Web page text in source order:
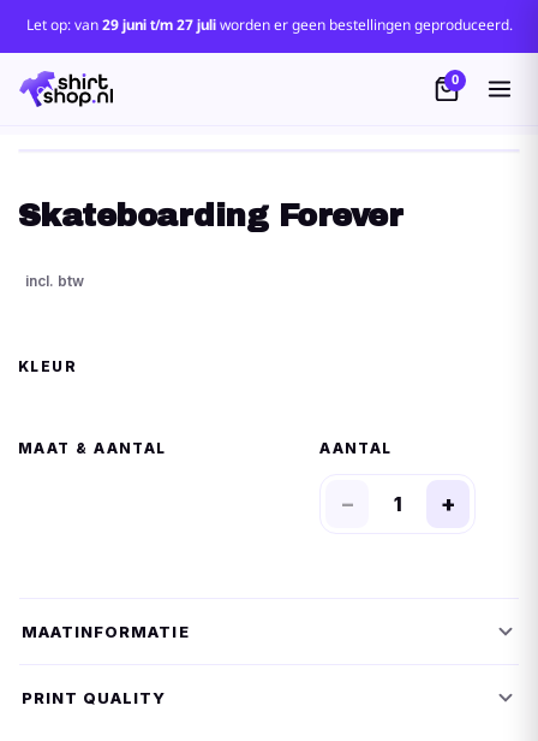
Let op: van29 juni t/m 27 juliworden er geen bestellingen geproduceerd.
0
Skateboarding Forever
MAAT
− +
MAATINFORMATIE
PRINT QUALITY